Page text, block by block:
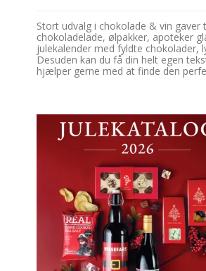
Stort udvalg i chokolade & vin
chokoladelade, ølpakker, apoteker
julekalender med fyldte
Desuden kan du få din helt egen
hjælper gerne med at finde den